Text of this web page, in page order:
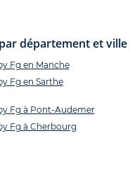
département et ville
Fg en Manche
Fg en Sarthe
Fg à Pont-Audemer
Fg à Cherbourg